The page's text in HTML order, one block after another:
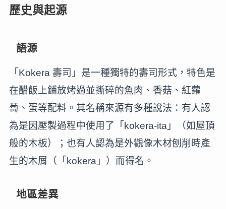
歷史與起源
語源
「Kokera 壽司」是一種獨特的壽司形式，特色是
在醋飯上鋪放烤過並撕碎的魚肉、香菇、紅蘿
蔔、蛋等配料。其名稱來源有多種說法：有人認
為是因壓製過程中使用了「kokera-ita」（如屋頂
般的木板）；也有人認為是外觀像木材刨削時產
生的木屑（「kokera」）而得名。
地區差異